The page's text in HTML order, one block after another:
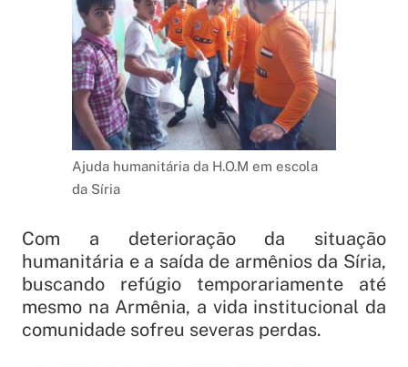
Ajuda humanitária da H.O.M em escola
da Síria
Com a deterioração da situação
humanitária e a saída de armênios da Síria,
buscando refúgio temporariamente até
mesmo na Armênia, a vida institucional da
comunidade sofreu severas perdas.